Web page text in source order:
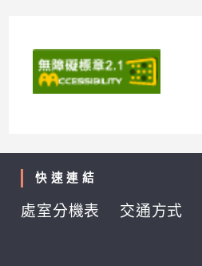
快速連結
處室分機表 交通方式